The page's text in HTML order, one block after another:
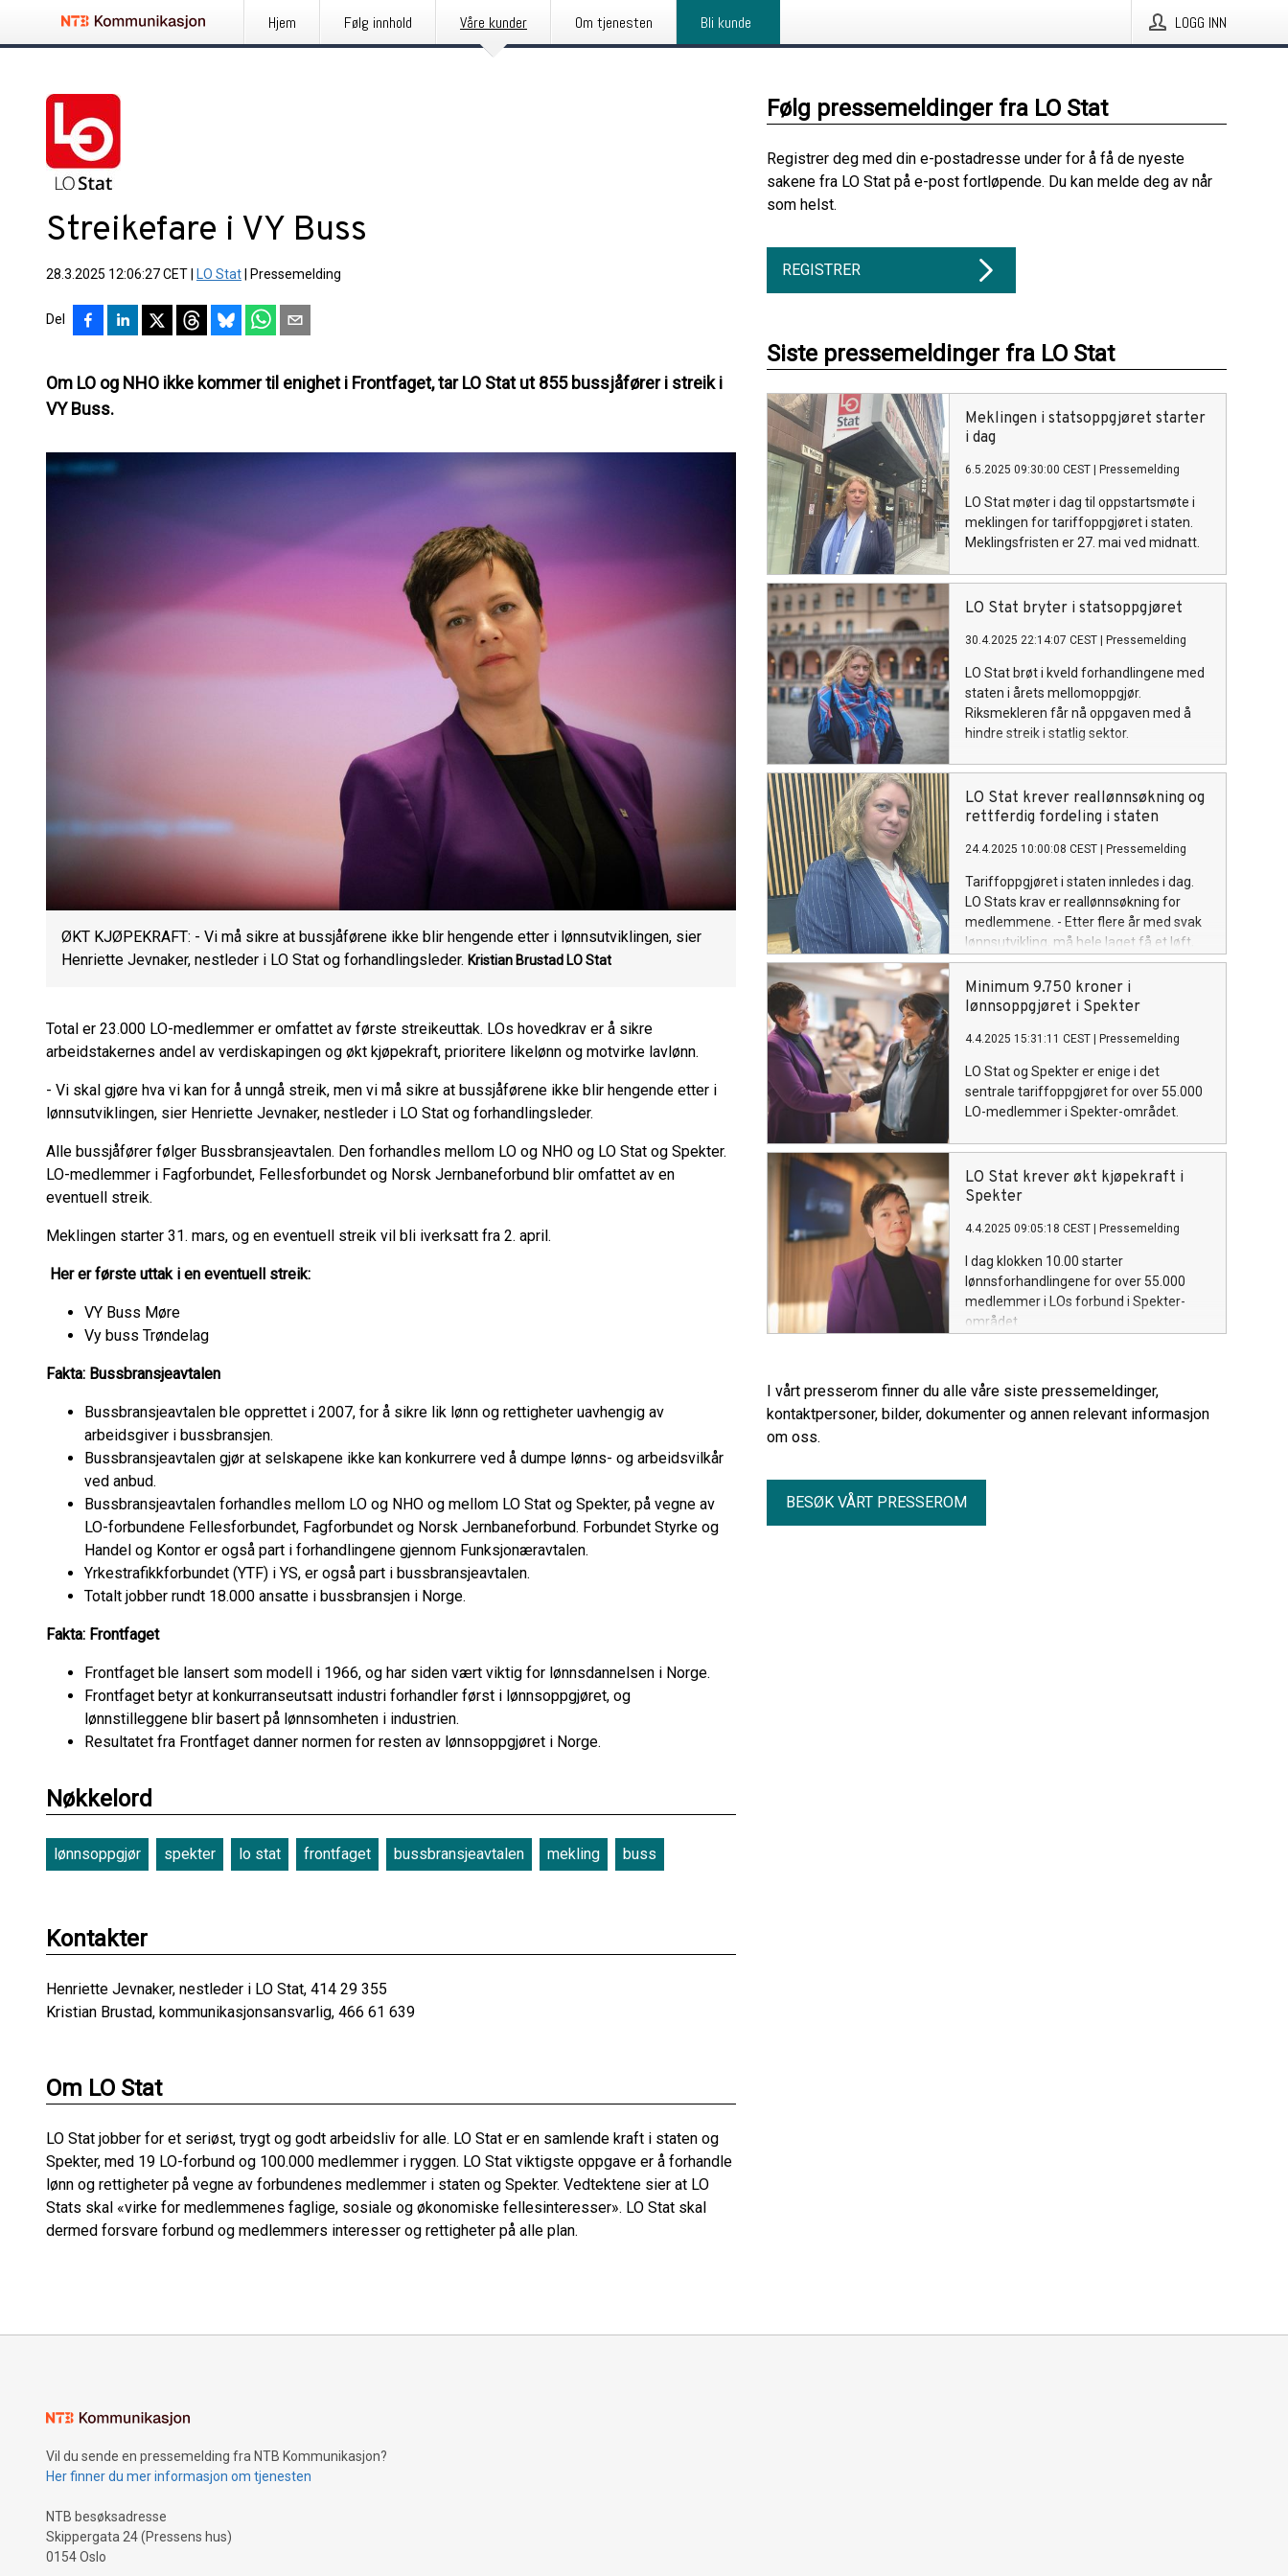
Hjem Følg innhold Våre kunder Om tjenesten Bli kunde LOGG INN
Streikefare i VY Buss
28.3.2025 12:06:27 CET LO Stat Pressemelding
Del
Om LO og NHO ikke kommer til enighet i Frontfaget, tar LO Stat ut 855 bussjåfører i streik i
VY Buss.
ØKT KJØPEKRAFT: - Vi må sikre at bussjåførene ikke blir hengende etter i lønnsutviklingen, sier
Henriette Jevnaker, nestleder i LO Stat og forhandlingsleder. Kristian Brustad LO Stat
Total er 23.000 LO-medlemmer er omfattet av første streikeuttak. LOs hovedkrav er å sikre
arbeidstakernes andel av verdiskapingen og økt kjøpekraft, prioritere likelønn og motvirke lavlønn.
- Vi skal gjøre hva vi kan for å unngå streik, men vi må sikre at bussjåførene ikke blir hengende etter i
lønnsutviklingen, sier Henriette Jevnaker, nestleder i LO Stat og forhandlingsleder.
Alle bussjåfører følger Bussbransjeavtalen. Den forhandles mellom LO og NHO og LO Stat og Spekter.
LO-medlemmer i Fagforbundet, Fellesforbundet og Norsk Jernbaneforbund blir omfattet av en
eventuell streik.
Meklingen starter 31. mars, og en eventuell streik vil bli iverksatt fra 2. april.
Her er første uttak i en eventuell streik:
VY Buss Møre
Vy buss Trøndelag
Fakta: Bussbransjeavtalen
Bussbransjeavtalen ble opprettet i 2007, for å sikre lik lønn og rettigheter uavhengig av
arbeidsgiver i bussbransjen.
Bussbransjeavtalen gjør at selskapene ikke kan konkurrere ved å dumpe lønns- og arbeidsvilkår
ved anbud.
Bussbransjeavtalen forhandles mellom LO og NHO og mellom LO Stat og Spekter, på vegne av
LO-forbundene Fellesforbundet, Fagforbundet og Norsk Jernbaneforbund. Forbundet Styrke og
Handel og Kontor er også part i forhandlingene gjennom Funksjonæravtalen.
Yrkestrafikkforbundet (YTF) i YS, er også part i bussbransjeavtalen.
Totalt jobber rundt 18.000 ansatte i bussbransjen i Norge.
Fakta: Frontfaget
Frontfaget ble lansert som modell i 1966, og har siden vært viktig for lønnsdannelsen i Norge.
Frontfaget betyr at konkurranseutsatt industri forhandler først i lønnsoppgjøret, og
lønnstilleggene blir basert på lønnsomheten i industrien.
Resultatet fra Frontfaget danner normen for resten av lønnsoppgjøret i Norge.
Nøkkelord
lønnsoppgjør spekter lo stat frontfaget bussbransjeavtalen mekling buss
Kontakter
Henriette Jevnaker, nestleder i LO Stat, 414 29 355
Kristian Brustad, kommunikasjonsansvarlig, 466 61 639
Om LO Stat
LO Stat jobber for et seriøst, trygt og godt arbeidsliv for alle. LO Stat er en samlende kraft i staten og
Spekter, med 19 LO-forbund og 100.000 medlemmer i ryggen. LO Stat viktigste oppgave er å forhandle
lønn og rettigheter på vegne av forbundenes medlemmer i staten og Spekter. Vedtektene sier at LO
Stats skal «virke for medlemmenes faglige, sosiale og økonomiske fellesinteresser». LO Stat skal
dermed forsvare forbund og medlemmers interesser og rettigheter på alle plan.
Følg pressemeldinger fra LO Stat
Registrer deg med din e-postadresse under for å få de nyeste
sakene fra LO Stat på e-post fortløpende. Du kan melde deg av når
som helst.
REGISTRER
Siste pressemeldinger fra LO Stat
Meklingen i statsoppgjøret starter
i dag
6.5.2025 09:30:00 CEST Pressemelding
LO Stat møter i dag til oppstartsmøte i
meklingen for tariffoppgjøret i staten.
Meklingsfristen er 27. mai ved midnatt.
LO Stat bryter i statsoppgjøret
30.4.2025 22:14:07 CEST Pressemelding
LO Stat brøt i kveld forhandlingene med
staten i årets mellomoppgjør.
Riksmekleren får nå oppgaven med å
hindre streik i statlig sektor.
LO Stat krever reallønnsøkning og
rettferdig fordeling i staten
24.4.2025 10:00:08 CEST Pressemelding
Tariffoppgjøret i staten innledes i dag.
LO Stats krav er reallønnsøkning for
medlemmene. - Etter flere år med svak
lønnsutvikling, må hele laget få et løft,
sier Elisabeth Steen, leder i LO Stat.
Minimum 9.750 kroner i
lønnsoppgjøret i Spekter
4.4.2025 15:31:11 CEST Pressemelding
LO Stat og Spekter er enige i det
sentrale tariffoppgjøret for over 55.000
LO-medlemmer i Spekter-området.
LO Stat krever økt kjøpekraft i
Spekter
4.4.2025 09:05:18 CEST Pressemelding
I dag klokken 10.00 starter
lønnsforhandlingene for over 55.000
medlemmer i LOs forbund i Spekter-
området.
I vårt presserom finner du alle våre siste pressemeldinger,
kontaktpersoner, bilder, dokumenter og annen relevant informasjon
om oss.
BESØK VÅRT PRESSEROM
Vil du sende en pressemelding fra NTB Kommunikasjon?
Her finner du mer informasjon om tjenesten
NTB besøksadresse
Skippergata 24 (Pressens hus)
0154 Oslo